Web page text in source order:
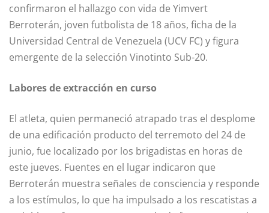
confirmaron el hallazgo con vida de Yimvert
Berroterán, joven futbolista de 18 años, ficha de la
Universidad Central de Venezuela (UCV FC) y figura
emergente de la selección Vinotinto Sub-20.
Labores de extracción en curso
El atleta, quien permaneció atrapado tras el desplome
de una edificación producto del terremoto del 24 de
junio, fue localizado por los brigadistas en horas de
este jueves. Fuentes en el lugar indicaron que
Berroterán muestra señales de consciencia y responde
a los estímulos, lo que ha impulsado a los rescatistas a